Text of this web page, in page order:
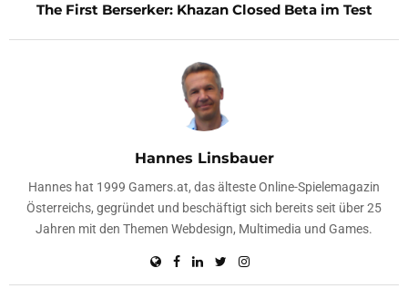
The First Berserker: Khazan Closed Beta im Test
Hannes Linsbauer
Hannes hat 1999 Gamers.at, das älteste Online-Spielemagazin
Österreichs, gegründet und beschäftigt sich bereits seit über 25
Jahren mit den Themen Webdesign, Multimedia und Games.